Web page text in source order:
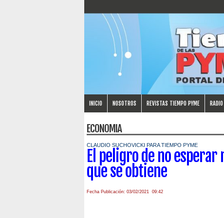
INICIO NOSOTROS REVISTAS TIEMPO PYME RADIO
ECONOMIA
CLAUDIO SUCHOVICKI PARA TIEMPO PYME
El peligro de no
que se obtiene
Fecha Publicación: 03/02/2021 09:42